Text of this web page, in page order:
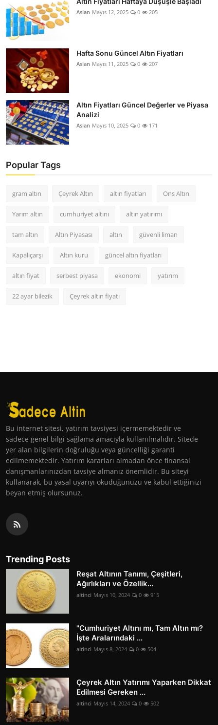
Aslan Mayıs 12, 2025 0 205
Hafta Sonu Güncel Altın Fiyatları
Aslan Mayıs 11, 2025 0 207
Altın Fiyatları Güncel Değerler ve Piyasa
Analizi
Aslan Mayıs 10, 2025 0 171
Popular Tags
gram altın Çeyrek Altın altın fiyatları Ons Altın
Yarım altın cumhuriyet altını altın yatırımı
tam altın Altın Piyasası altın güvenli liman
Kapalıçarşı Altın kuru güncel altın fiyatları
altın fiyat serbest piyasa ekonomi yatırım
22 ayar bilezik Çeyrek altın fiyatı
Bu internet sitesi, yatırım tavsiyesi içermemektedir ve
sadece genel bilgi sağlama amacıyla kullanılmalıdır. Sitede
yer alan bilgilerin doğruluğu veya güncelliği garanti
edilmemektedir. Yatırım kararları almadan önce finansal
danışmanlarınızdan tavsiye almanız önemlidir. Bu siteyi
kullanarak, bu yasal uyarıyı okuduğunuzu ve kabul ettiğinizi
beyan etmiş olursunuz.
Trending Posts
Reşat Altının Tanımı, Çeşitleri,
Ağırlıkları ve Özellik...
altinci Mayıs 10, 2024 0 915
"Cumhuriyet Altını mı, Tam Altın mı?
İşte Aralarındaki ...
altinci Mayıs 8, 2024 0 504
Çeyrek Altın Yatırımı Yaparken Dikkat
Edilmesi Gereken ...
altinci Mayıs 14, 2024 0 502